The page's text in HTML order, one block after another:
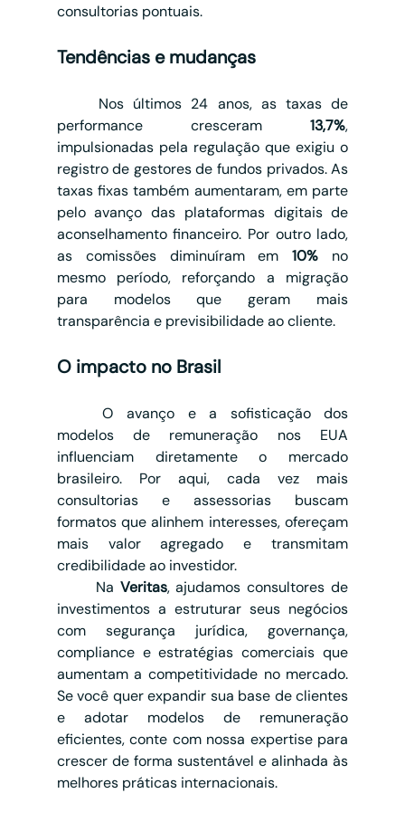
consultorias pontuais.
Tendências e mudanças
performance cresceram 13,7%,
impulsionadas pela regulação que exigiu o
registro de gestores de fundos privados. As
taxas fixas também aumentaram, em parte
pelo avanço das plataformas digitais de
aconselhamento financeiro. Por outro lado,
as comissões diminuíram em 10% no
mesmo período, reforçando a migração
para modelos que geram mais
transparência e previsibilidade ao cliente.
O impacto no Brasil
	O avanço e a sofisticação dos
modelos de remuneração nos EUA
influenciam diretamente o mercado
brasileiro. Por aqui, cada vez mais
consultorias e assessorias buscam
formatos que alinhem interesses, ofereçam
mais valor agregado e transmitam
credibilidade ao investidor.
	Na
Veritas, ajudamos consultores de
investimentos a estruturar seus negócios
com segurança jurídica, governança,
compliance e estratégias comerciais que
aumentam a competitividade no mercado.
Se você quer expandir sua base de clientes
e adotar modelos de remuneração
eficientes, conte com nossa expertise para
crescer de forma sustentável e alinhada às
melhores práticas internacionais.